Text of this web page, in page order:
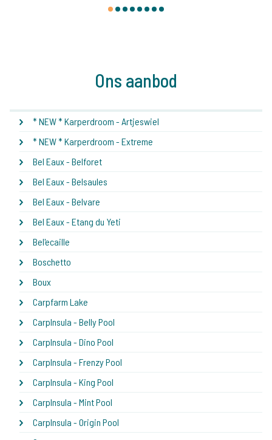
1 2 3 4 5 6 7 8
Ons aanbod
* NEW * Karperdroom - Artjeswiel
* NEW * Karperdroom - Extreme
Bel Eaux - Belforet
Bel Eaux - Belsaules
Bel Eaux - Belvare
Bel Eaux - Etang du Yeti
Bel'ecaille
Boschetto
Boux
Carpfarm Lake
CarpInsula - Belly Pool
CarpInsula - Dino Pool
CarpInsula - Frenzy Pool
CarpInsula - King Pool
CarpInsula - Mint Pool
CarpInsula - Origin Pool